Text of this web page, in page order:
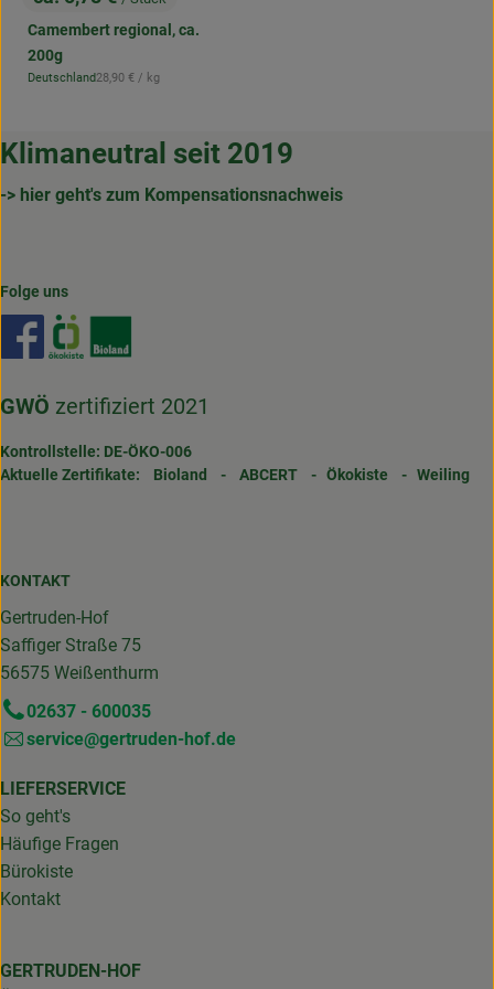
, Preis:
Camembert regional, ca.
200g
, Herkunft:
Deutschland, Referenzpreis:
28,90 € / kg
Klimaneutral seit 2019
-> hier geht's zum Kompensationsnachweis
Folge uns
Externer Link zu https://www.facebook.com/
GWÖ zertifiziert 2021
Kontrollstelle: DE-ÖKO-006
Aktuelle Zertifikate: Bioland - ABCERT - Ökokiste - Weiling
KONTAKT
Gertruden-Hof
Saffiger Straße 75
56575 Weißenthurm
02637 - 600035
service@gertruden-hof.de
LIEFERSERVICE
So geht's
Häufige Fragen
Bürokiste
Kontakt
GERTRUDEN-HOF